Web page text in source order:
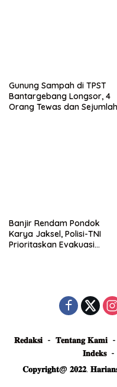
Gunung Sampah di TPST
Bantargebang Longsor, 4
Orang Tewas dan Sejumlah
Banjir Rendam Pondok
Karya Jaksel, Polisi-TNI
Prioritaskan Evakuasi
𝐑𝐞𝐝𝐚𝐤𝐬𝐢 𝐓𝐞𝐧𝐭𝐚𝐧𝐠 𝐊𝐚𝐦𝐢
𝐈𝐧𝐝𝐞𝐤𝐬
𝐂𝐨𝐩𝐲𝐫𝐢𝐠𝐡𝐭@ 𝟐𝟎𝟐𝟐.